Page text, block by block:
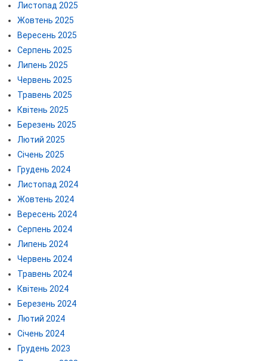
Листопад 2025
Жовтень 2025
Вересень 2025
Серпень 2025
Липень 2025
Червень 2025
Травень 2025
Квітень 2025
Березень 2025
Лютий 2025
Січень 2025
Грудень 2024
Листопад 2024
Жовтень 2024
Вересень 2024
Серпень 2024
Липень 2024
Червень 2024
Травень 2024
Квітень 2024
Березень 2024
Лютий 2024
Січень 2024
Грудень 2023